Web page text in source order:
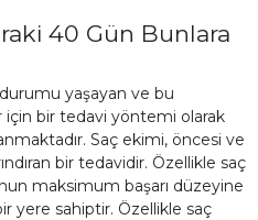
40 Gün Bunlara
yaşayan ve bu
için bir tedavi yöntemi olarak
Saç ekimi, öncesi ve
bir tedavidir. Özellikle saç
maksimum başarı düzeyine
yere sahiptir. Özellikle saç